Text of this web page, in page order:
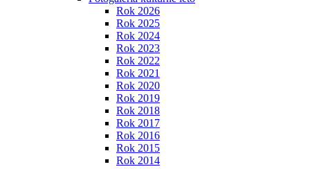
Rok 2026
Rok 2025
Rok 2024
Rok 2023
Rok 2022
Rok 2021
Rok 2020
Rok 2019
Rok 2018
Rok 2017
Rok 2016
Rok 2015
Rok 2014